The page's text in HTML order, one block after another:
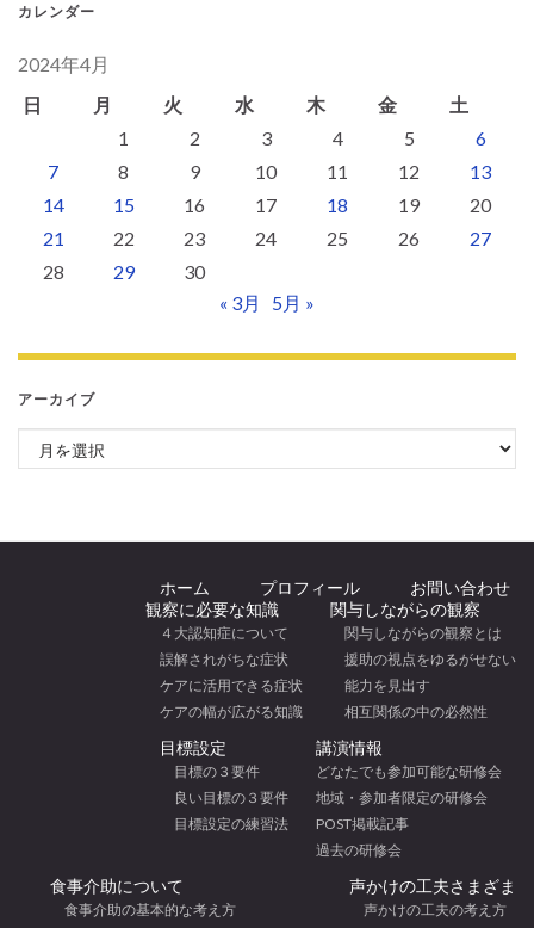
カレンダー
2024年4月
日
月 火 水 木 金
土
1
2 3 4 5
6
7
8 9 10 11 12
13
14
15 16 17 18 19
20
21
22 23 24 25 26
27
28
29
30
« 3月
5月 »
アーカイブ
アーカイブ
ホーム プロフィール
お問い合わせ
観察に必要な知識
４大認知症について
誤解されがちな症状
ケアに活用できる症状
ケアの幅が広がる知識
関与しながらの観察
関与しながらの観察とは
援助の視点をゆるがせない
能力を見出す
相互関係の中の必然性
目標設定
目標の３要件
良い目標の３要件
目標設定の練習法
講演情報
どなたでも参加可能な研修会
地域・参加者限定の研修会
POST掲載記事
過去の研修会
食事介助について
食事介助の基本的な考え方
声かけの工夫さまざま
声かけの工夫の考え方